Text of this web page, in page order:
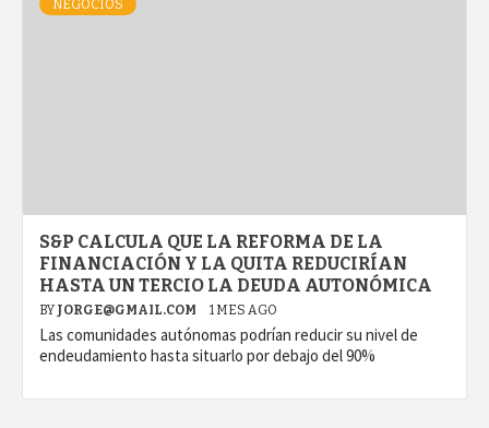
NEGOCIOS
S&P CALCULA QUE LA REFORMA DE LA
FINANCIACIÓN Y LA QUITA REDUCIRÍAN
HASTA UN TERCIO LA DEUDA AUTONÓMICA
BY JORGE@GMAIL.COM 1 MES AGO
Las comunidades autónomas podrían reducir su nivel de
endeudamiento hasta situarlo por debajo del 90%